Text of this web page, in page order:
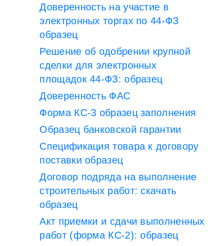
Доверенность на участие в
электронных торгах по 44-ФЗ
образец
Решение об одобрении крупной
сделки для электронных
площадок 44-ФЗ: образец
Доверенность ФАС
Форма КС-3 образец заполнения
Образец банковской гарантии
Спецификация товара к договору
поставки образец
Договор подряда на выполнение
строительных работ: скачать
образец
Акт приемки и сдачи выполненных
работ (форма КС-2): образец